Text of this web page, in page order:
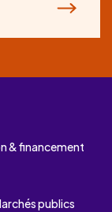
& financement
publics